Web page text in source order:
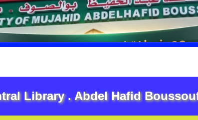
. Abdel Hafid Boussouf